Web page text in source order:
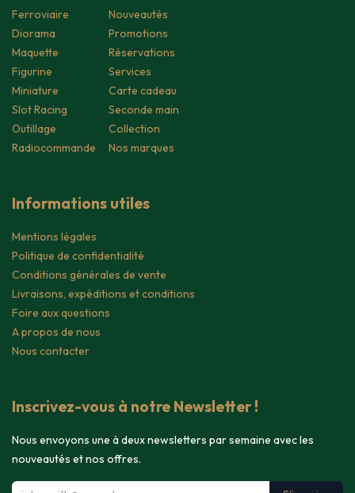
Ferroviaire
Diorama
Maquette
Figurine
Miniature
Slot Racing
Outillage
Radiocommande
Nouveautés
Promotions
Réservations
Services
Carte cadeau
Seconde main
Collection
Nos marques
Informations utiles
Mentions légales
Politique de confidentialité
Conditions générales de vente
Livraisons, expéditions et conditions
Foire aux questions
A propos de nous
Nous contacter
Inscrivez-vous à notre Newsletter !
Nous envoyons une à deux newsletters par semaine avec les
nouveautés et nos offres.